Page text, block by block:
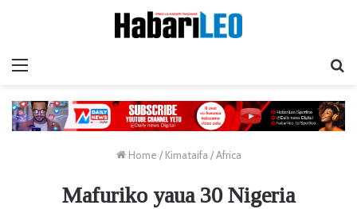
Home / Kimataifa / Africa
Mafuriko yaua 30 Nigeria